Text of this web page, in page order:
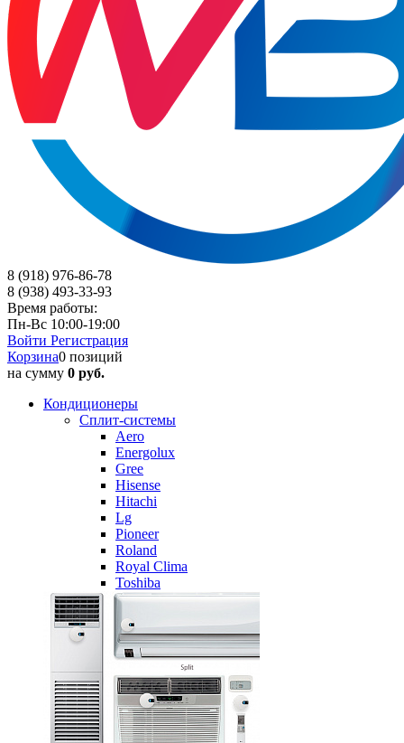
8 (918) 976-86-78
8 (938) 493-33-93
Время работы:
Пн-Вс 10:00-19:00
Войти Регистрация
Корзина0 позиций
на сумму 0 руб.
Кондиционеры
Сплит-системы
Aero
Energolux
Gree
Hisense
Hitachi
Lg
Pioneer
Roland
Royal Clima
Toshiba